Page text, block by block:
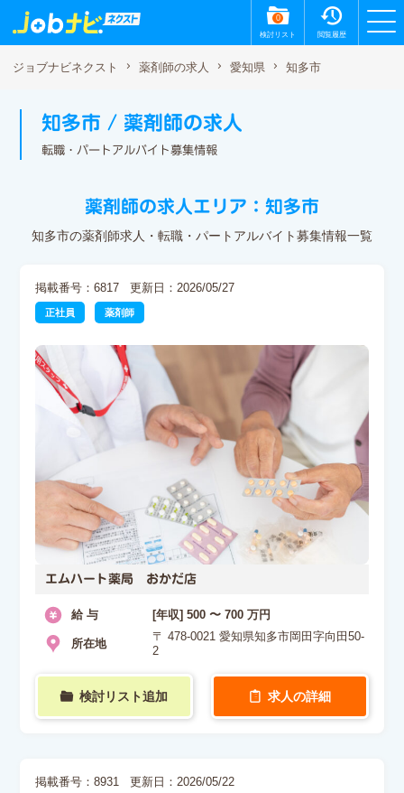
0
検討リスト 閲覧履歴
ジョブナビネクスト 薬剤師の求人 愛知県 知多市
知多市 / 薬剤師の求人
転職・パートアルバイト募集情報
薬剤師の求人エリア：知多市
知多市の薬剤師求人・転職・パートアルバイト募集情報一覧
掲載番号：6817 更新日：2026/05/27
正社員 薬剤師
エムハート薬局 おかだ店
給 与 [年収] 500 〜 700 万円
所在地
〒 478-0021 愛知県知多市岡田字向田50-
2
検討リスト追加 求人の詳細
掲載番号：8931 更新日：2026/05/22